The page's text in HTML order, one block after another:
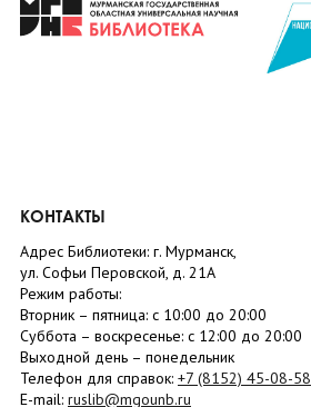
КОНТАКТЫ
Адрес Библиотеки: г. Мурманск,
ул. Софьи Перовской, д. 21А
Режим работы:
Вторник – пятница: с 10:00 до 20:00
Суббота – воскресенье: c 12:00 до 20:00
Выходной день – понедельник
Телефон для справок: +7 (8152) 45-08-58
E-mail: ruslib@mgounb.ru